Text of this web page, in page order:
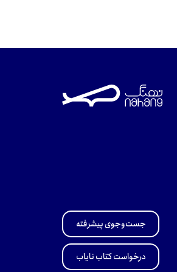
جست‌وجوی پیشرفته
درخواست کتاب نایاب